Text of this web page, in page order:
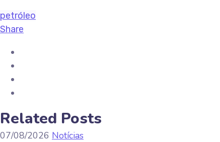
petróleo
Share
Related Posts
07/08/2026 Notícias